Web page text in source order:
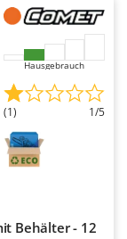
Hausgebrauch
(1) 1/5
Behälter - 12